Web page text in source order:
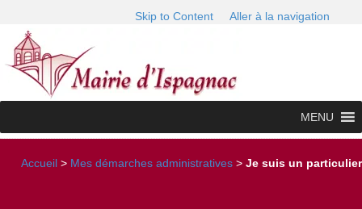
Skip to Content Aller à la navigation
MENU
Accueil > Mes démarches administratives > Je suis un particulier